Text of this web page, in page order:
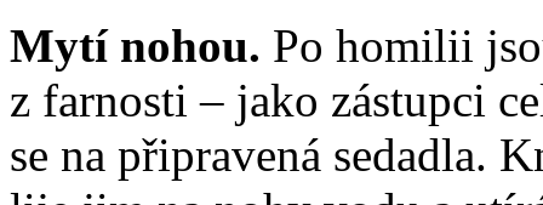
Mytí nohou. Po homilii
z farnosti – jako zástupci
se na připravená sedadla.